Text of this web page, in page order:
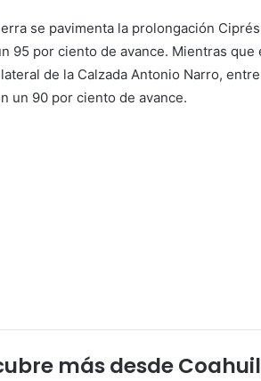
se pavimenta la prolongación
95 por ciento de avance. Mientras que
de la Calzada Antonio Narro,
un 90 por ciento de avance.
más desde